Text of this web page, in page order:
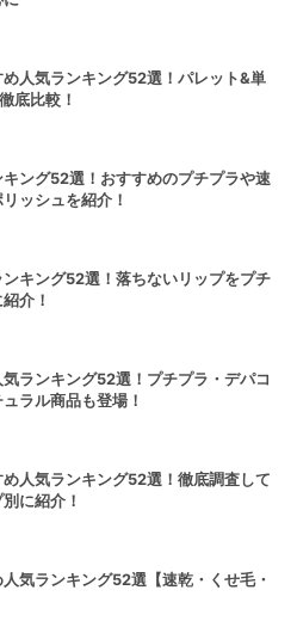
人気ランキング52選！パレット&単
底比較！
ング52選！おすすめのプチプラや速
ッシュを紹介！
キング52選！落ちないリップをプチ
介！
ランキング52選！プチプラ・デパコ
ラル商品も登場！
人気ランキング52選！徹底調査して
に紹介！
人気ランキング52選【速乾・くせ毛・